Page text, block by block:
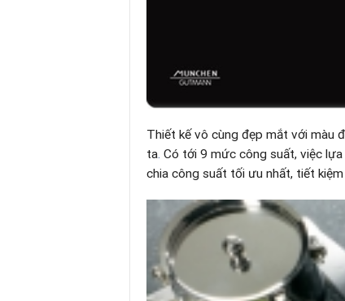
Thiết kế vô cùng đẹp mắt với màu
ta. Có tới 9 mức công suất, việc
chia công suất tối ưu nhất, tiết kiệm